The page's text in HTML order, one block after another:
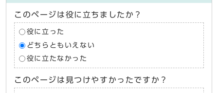
このページは役に立ちましたか？
役に立った
どちらともいえない
役に立たなかった
このページは見つけやすかったですか？